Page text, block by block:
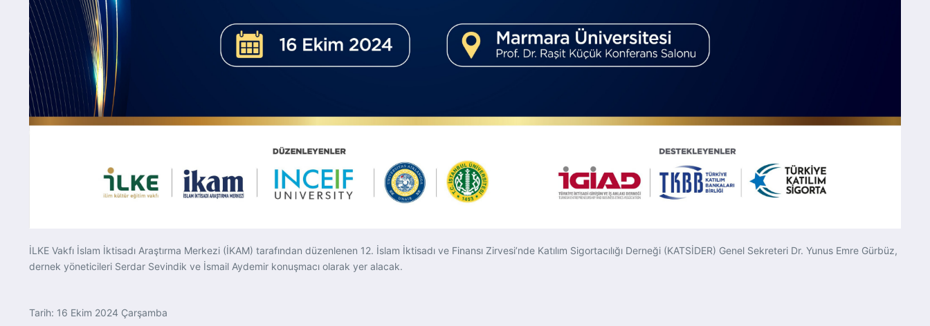
İLKE Vakfı İslam İktisadı Araştırma Merkezi (İKAM) tarafından düzenlenen 12. İslam İktisadı ve Finansı Zirvesi’nde Katılım Sigortacılığı Derneği (KATSİDER) Genel Sekreteri Dr. Yunus Emre Gürbüz,
dernek yöneticileri Serdar Sevindik ve İsmail Aydemir konuşmacı olarak yer alacak.
Tarih: 16 Ekim 2024 Çarşamba